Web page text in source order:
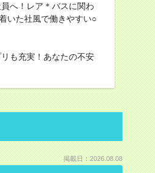
へ！レア＊バスに関わ
いた社風で働きやすい○
も充実！あなたの不安
掲載日：2026.08.08